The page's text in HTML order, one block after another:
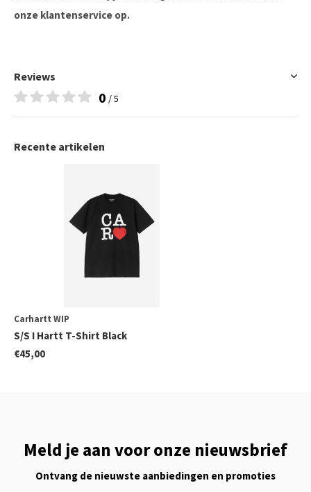
onze klantenservice op.
Reviews
0 / 5
Recente artikelen
Carhartt WIP
S/S I Hartt T-Shirt Black
€45,00
Meld je aan voor onze nieuwsbrief
Ontvang de nieuwste aanbiedingen en promoties